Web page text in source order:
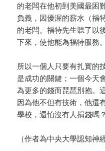
的老闆在他初到美國最困
負義，因優渥的薪水（福
的老闆。福特先生聽了以
下來，使他能為福特服務。
所以一個人只要有扎實的
是成功的關鍵；一個今天
為更多的錢而琵琶別抱。
因為他不但有技術，他還
學校，還怕沒有人捐錢嗎？
（作者為中央大學認知神